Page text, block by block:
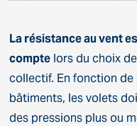
La résistance au vent
compte lors du choix
collectif. En fonction de
bâtiments, les volets
des pressions plus ou